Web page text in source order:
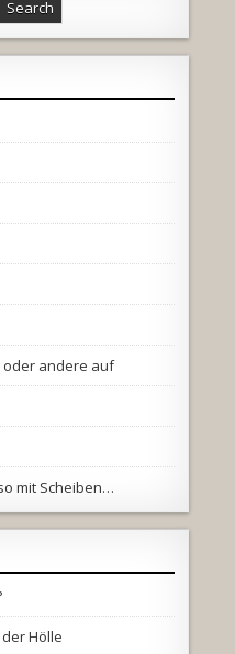
oder andere auf
mit Scheiben…
Hölle